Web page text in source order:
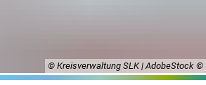
© Kreisverwaltung SLK | AdobeStock